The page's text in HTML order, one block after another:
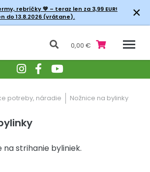
rebríčky💚 – teraz len za 3,99 EUR!
do 13.8.2026 (vrátane).
×
0,00 €
potreby, náradie Nožnice na bylinky
na strihanie byliniek.